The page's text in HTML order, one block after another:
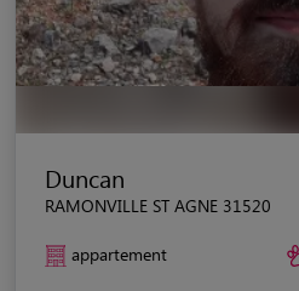
Duncan
RAMONVILLE ST AGNE 31520
appartement